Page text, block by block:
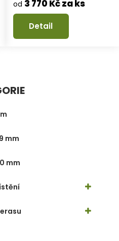
od 3 770 Kč za ks
Detail
mm
mm